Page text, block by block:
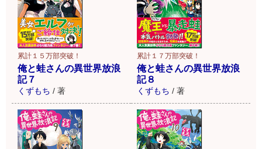
累計１５万部突破！
俺と蛙さんの異世界放浪
記７
くずもち / 著
累計１７万部突破！
俺と蛙さんの異世界放浪
記８
くずもち / 著